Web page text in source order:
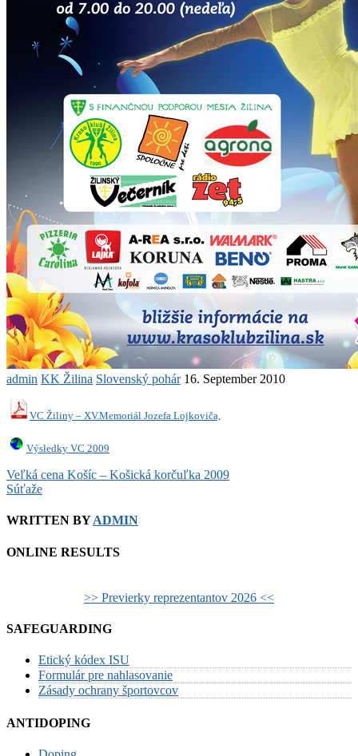
admin KK Žilina Slovenský pohár 16. September 2010
VC Žiliny – XV.Memoriál Jozefa Lojkoviča,
Výsledky VC 2009
Post
navigation
Veľká cena Košíc – Košická korčuľka 2009
Súťaže
WRITTEN BYADMIN
ONLINE RESULTS
>> Previerky reprezentantov 2026 <<
SAFEGUARDING
Etický kódex ISU
Formulár pre nahlasovanie
Zásady ochrany športovcov
ANTIDOPING